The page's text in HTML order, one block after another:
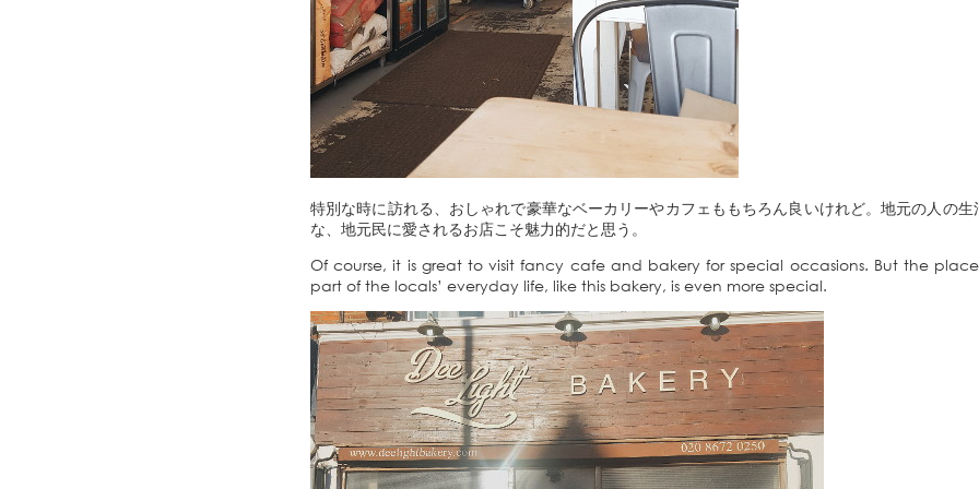
特別な時に訪れる、おしゃれで豪華なベーカリーやカフェももちろん良いけれど。地元の人の
な、地元民に愛されるお店こそ魅力的だと思う。
Of course, it is great to visit fancy cafe and bakery for special occasions. But the
part of the locals’ everyday life, like this bakery, is even more special.